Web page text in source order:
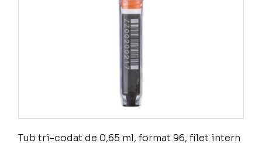
Tub tri-codat de 0,65 ml, format 96, filet intern